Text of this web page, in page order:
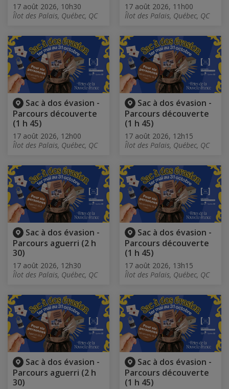
17 août 2026, 10h30
Îlot des Palais, Québec, QC
17 août 2026, 11h00
Îlot des Palais, Québec, QC
Sac à dos évasion -
Parcours découverte
(1 h 45)
17 août 2026, 12h00
Îlot des Palais, Québec, QC
Sac à dos évasion -
Parcours découverte
(1 h 45)
17 août 2026, 12h15
Îlot des Palais, Québec, QC
Sac à dos évasion -
Parcours aguerri (2 h
30)
17 août 2026, 12h30
Îlot des Palais, Québec, QC
Sac à dos évasion -
Parcours découverte
(1 h 45)
17 août 2026, 13h15
Îlot des Palais, Québec, QC
Sac à dos évasion -
Parcours aguerri (2 h
30)
Sac à dos évasion -
Parcours découverte
(1 h 45)